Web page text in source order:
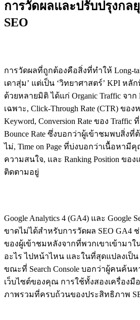
การวัดผลและปรับปรุงกล
SEO
การวัดผลที่ถูกต้องคือสิ่งที่ทำให้ Long-
เดาสุ่ม’ แต่เป็น ‘วิทยาศาสตร์’ KPI ห
ด้วยหลายมิติ ได้แก่ Organic Traffic จาก
เฉพาะ, Click-Through Rate (CTR) ข
Keyword, Conversion Rate ของ Traffic
Bounce Rate ซึ่งบอกว่าผู้เข้าชมพบสิ่ง
ไม่, Time on Page ที่บ่งบอกว่าเนื้อหา
ความสนใจ, และ Ranking Position ของ
ติดตามอยู่
Google Analytics 4 (GA4) และ Google
ขาดไม่ได้สำหรับการวัดผล SEO GA4
ของผู้เข้าชมหลังจากที่พวกเขาเข้ามาใ
อะไร ไปหน้าไหน และในที่สุดแปลงเป็น
ขณะที่ Search Console บอกว่าผู้คนค้น
เว็บไซต์ของคุณ การใช้ทั้งสองเครื่องมื
ภาพรวมที่ครบถ้วนของประสิทธิภาพ